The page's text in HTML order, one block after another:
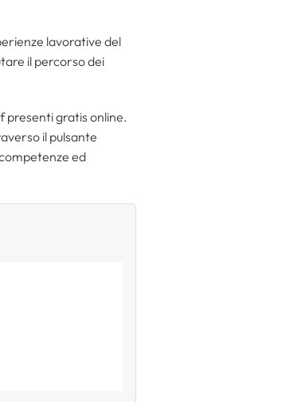
lavorative del
il percorso dei
presenti gratis online.
il pulsante
ed